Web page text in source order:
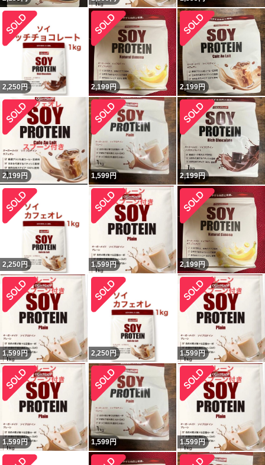
2,250 円 2,199円 2,199円
2,199円 1,599円 2,199円
2,250 円 1,599円 2,199円
1,599円 2,250 円 1,599円
1,599円 1,599円 1,599円